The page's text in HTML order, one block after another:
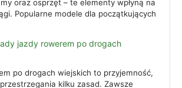
oraz osprzęt – te elementy wpłyną na
Popularne modele dla początkujących
jazdy rowerem po drogach
po drogach wiejskich to przyjemność,
kilku zasad. Zawsze